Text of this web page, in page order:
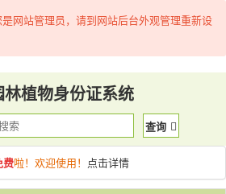
网站管理员，请到网站后台外观管理重新设
植物身份证系统
查询
费啦！欢迎使用！ 点击详情